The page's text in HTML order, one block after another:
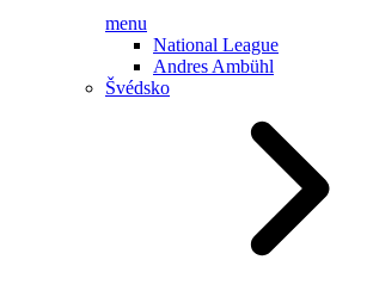
menu
National League
Andres Ambühl
Švédsko